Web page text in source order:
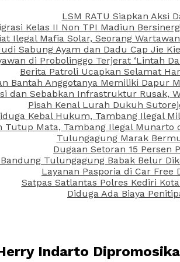
LSM RATU Siapkan Aksi
Kelas II Non TPI Madiun
Ilegal Mafia Solar, Seorang
Sabung Ayam dan Dadu Cap Jie
di Probolinggo Terjerat ‘Lintah
Berita Patroli Ucapkan Selamat
Bantah Anggotanya Memiliki Dapur
dan Sebabkan Infrastruktur Rusak,
Pisah Kenal Lurah Dukuh
Kebal Hukum, Tambang Ilegal
Tutup Mata, Tambang Ilegal Munarto
Tulungagung Marak
Dugaan Setoran 15 Persen
Tulungagung Babak Belur
Layanan Pasporia di Car Free
Satpas Satlantas Polres Kediri
Diduga Ada Biaya
Indarto